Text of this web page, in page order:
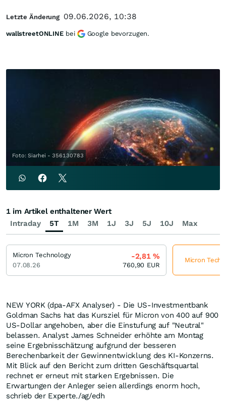
Foto: Siarhei - 356130783
NEW YORK (dpa-AFX Analyser) - Die US-Investmentbank
Goldman Sachs hat das Kursziel für Micron von 400 auf 900
US-Dollar angehoben, aber die Einstufung auf "Neutral"
belassen. Analyst James Schneider erhöhte am Montag
seine Ergebnisschätzung aufgrund der besseren
Berechenbarkeit der Gewinnentwicklung des KI-Konzerns.
Mit Blick auf den Bericht zum dritten Geschäftsquartal
rechnet er erneut mit starken Ergebnissen. Die
Erwartungen der Anleger seien allerdings enorm hoch,
schrieb der Experte./ag/edh
Letzte Änderung 09.06.2026, 10:38
wallstreetONLINE bei Google bevorzugen.
Intraday 5T 1M 3M 1J 3J 5J 10J Max
1 im Artikel enthaltener Wert
Micron Technology
07.08.26
-2,81%
760,90 EUR
Micron